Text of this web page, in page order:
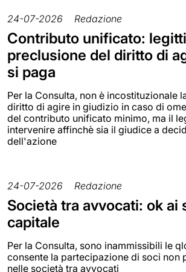
24-07-2026 Redazione
Contributo unificato:
preclusione del diritto di
si paga
Per la Consulta, non è incostituzionale
diritto di agire in giudizio in caso di
del contributo unificato minimo, ma il
intervenire affinchè sia il giudice a
dell'azione
24-07-2026 Redazione
Società tra avvocati: ok ai
capitale
Per la Consulta, sono inammissibili le
consente la partecipazione di soci non
nelle società tra avvocati